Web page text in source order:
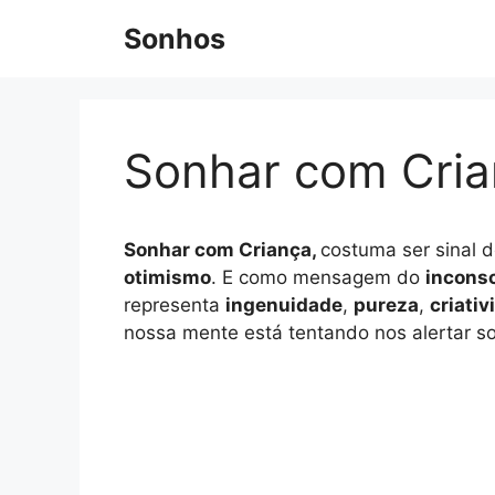
Sonhos
Sonhar com
Sonhar com Criança, costuma ser sinal
otimismo. E como mensagem do
representa ingenuidade, pureza,
nossa mente está tentando nos alertar